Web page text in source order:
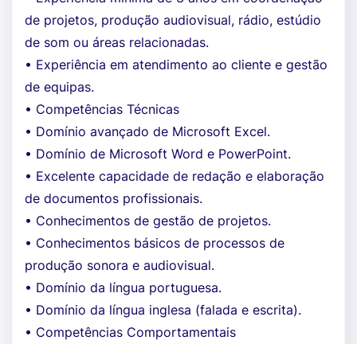
de projetos, produção audiovisual, rádio, estúdio
de som ou áreas relacionadas.
• Experiência em atendimento ao cliente e gestão
de equipas.
• Competências Técnicas
• Domínio avançado de Microsoft Excel.
• Domínio de Microsoft Word e PowerPoint.
• Excelente capacidade de redação e elaboração
de documentos profissionais.
• Conhecimentos de gestão de projetos.
• Conhecimentos básicos de processos de
produção sonora e audiovisual.
• Domínio da língua portuguesa.
• Domínio da língua inglesa (falada e escrita).
• Competências Comportamentais